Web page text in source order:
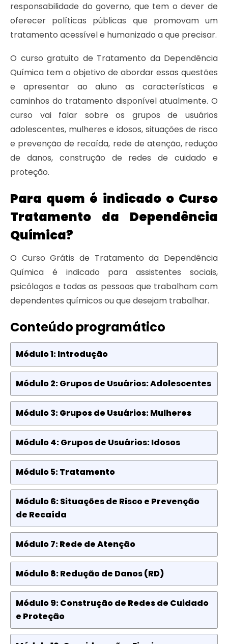
responsabilidade do governo, que tem o dever de
oferecer políticas públicas que promovam um
tratamento acessível e humanizado a que precisar.
O curso gratuito de Tratamento da Dependência
Química tem o objetivo de abordar essas questões
e apresentar ao aluno as características e
caminhos do tratamento disponível atualmente. O
curso vai falar sobre os grupos de usuários
adolescentes, mulheres e idosos, situações de risco
e prevenção de recaída, rede de atenção, redução
de danos, construção de redes de cuidado e
proteção.
Para quem é indicado o Curso
Tratamento da Dependência
Química?
O Curso Grátis de Tratamento da Dependência
Química é indicado para assistentes sociais,
psicólogos e todas as pessoas que trabalham com
dependentes químicos ou que desejam trabalhar.
Conteúdo programático
Módulo 1: Introdução
Módulo 2: Grupos de Usuários: Adolescentes
Módulo 3: Grupos de Usuários: Mulheres
Módulo 4: Grupos de Usuários: Idosos
Módulo 5: Tratamento
Módulo 6: Situações de Risco e Prevenção
de Recaída
Módulo 7: Rede de Atenção
Módulo 8: Redução de Danos (RD)
Módulo 9: Construção de Redes de Cuidado
e Proteção